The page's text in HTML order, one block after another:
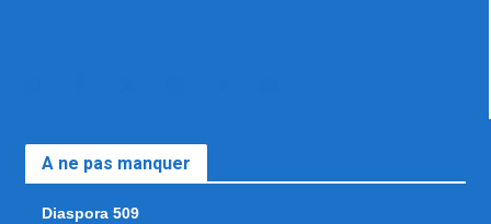
A ne pas manquer
Diaspora 509